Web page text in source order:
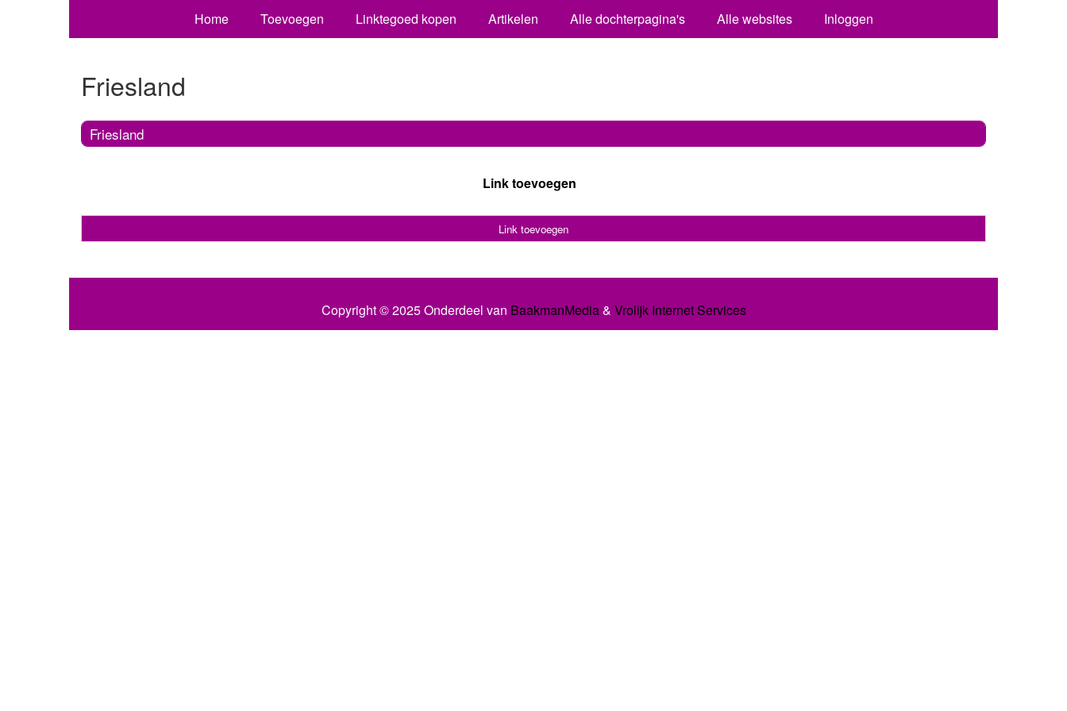
Home Toevoegen Linktegoed kopen Artikelen Alle dochterpagina's Alle websites Inloggen
Friesland
Friesland
Link toevoegen
Link toevoegen
Copyright © 2025 Onderdeel van BaakmanMedia& Vrolijk Internet Services